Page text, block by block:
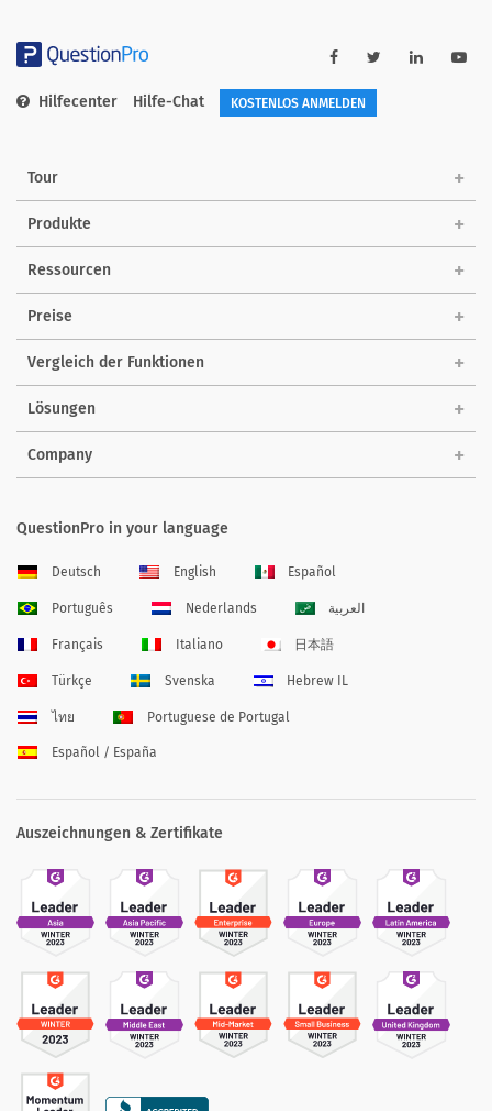
Hilfecenter Hilfe-Chat KOSTENLOS ANMELDEN
Tour
Produkte
Ressourcen
Preise
Vergleich der Funktionen
Lösungen
Company
QuestionPro in your language
Deutsch English Español
Português Nederlands العربية
Français Italiano 日本語
Türkçe Svenska Hebrew IL
ไทย Portuguese de Portugal
Español / España
Auszeichnungen & Zertifikate